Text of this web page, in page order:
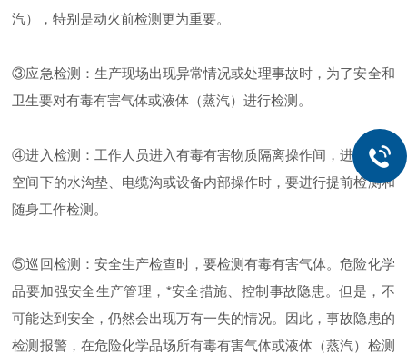
汽），特别是动火前检测更为重要。
③应急检测：生产现场出现异常情况或处理事故时，为了安全和
卫生要对有毒有害气体或液体（蒸汽）进行检测。
④进入检测：工作人员进入有毒有害物质隔离操作间，进入有限
空间下的水沟垫、电缆沟或设备内部操作时，要进行提前检测和
随身工作检测。
⑤巡回检测：安全生产检查时，要检测有毒有害气体。危险化学
品要加强安全生产管理，*安全措施、控制事故隐患。但是，不
可能达到安全，仍然会出现万有一失的情况。因此，事故隐患的
检测报警，在危险化学品场所有毒有害气体或液体（蒸汽）检测